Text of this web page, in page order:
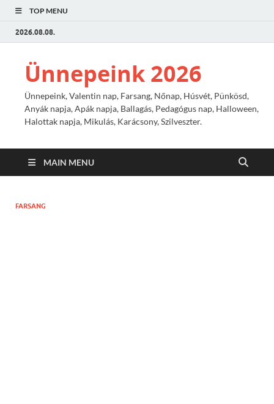
TOP MENU
2026.08.08.
Ünnepeink 2026
Ünnepeink, Valentin nap, Farsang, Nőnap, Húsvét, Pünkösd,
Anyák napja, Apák napja, Ballagás, Pedagógus nap, Halloween,
Halottak napja, Mikulás, Karácsony, Szilveszter.
MAIN MENU
FARSANG